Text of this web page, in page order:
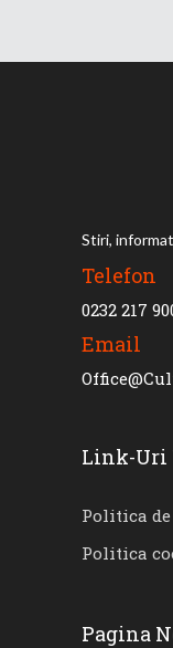
Stiri,
Telefon
0232 217
Email
Link-Uri
Politica
Politica
Pagina